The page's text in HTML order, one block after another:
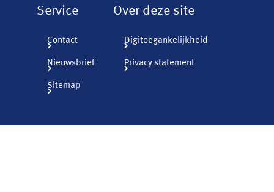
Service
Contact
Nieuwsbrief
Sitemap
Over deze site
Digitoegankelijkheid
Privacy statement